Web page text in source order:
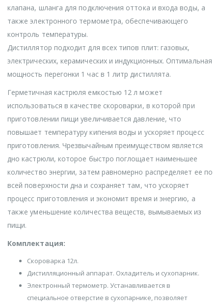
клапана, шланга для подключения оттока и входа воды, а
также электронного термометра, обеспечивающего
контроль температуры.
Дистиллятор подходит для всех типов плит: газовых,
электрических, керамических и индукционных. Оптимальная
мощность перегонки 1 час в 1 литр дистиллята.
Герметичная кастрюля емкостью 12 л может
использоваться в качестве скороварки, в которой при
приготовлении пищи увеличивается давление, что
повышает температуру кипения воды и ускоряет процесс
приготовления. Чрезвычайным преимуществом является
дно кастрюли, которое быстро поглощает наименьшее
количество энергии, затем равномерно распределяет ее по
всей поверхности дна и сохраняет там, что ускоряет
процесс приготовления и экономит время и энергию, а
также уменьшение количества веществ, вымываемых из
пищи.
Комплектация:
Скороварка 12л.
Дистилляционный аппарат. Охладитель и сухопарник.
Электронный термометр. Устанавливается в
специальное отверстие в сухопарнике, позволяет